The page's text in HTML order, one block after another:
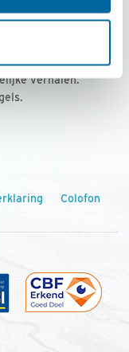
per jaar
met
verhalen.
Colofon